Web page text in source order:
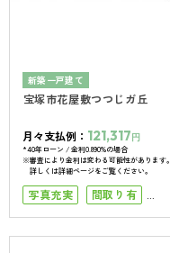
新築一戸建て
宝塚市花屋敷つつじガ丘
月々支払例： 121,317円
*40年ローン / 金利0.890%の場合
※審査により金利は変わる可能性があります。
詳しくは詳細ページをご覧ください。
写真充実
間取り有